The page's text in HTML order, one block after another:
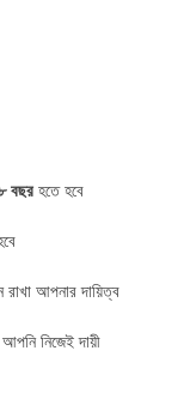
বছরহতে হবে
আপনার দায়িত্ব
নিজেই দায়ী